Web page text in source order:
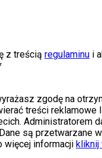
z treścią regulaminu i
zgodę na
treści reklamowe
Administratorem
są przetwarzane
więcej informacji kliknij